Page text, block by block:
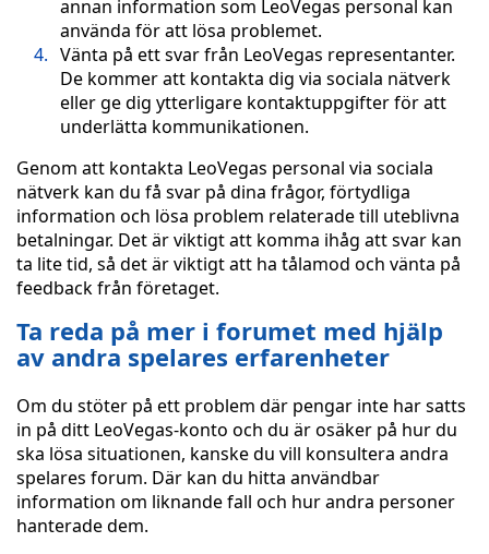
annan information som LeoVegas personal kan
använda för att lösa problemet.
Vänta på ett svar från LeoVegas representanter.
De kommer att kontakta dig via sociala nätverk
eller ge dig ytterligare kontaktuppgifter för att
underlätta kommunikationen.
Genom att kontakta LeoVegas personal via sociala
nätverk kan du få svar på dina frågor, förtydliga
information och lösa problem relaterade till uteblivna
betalningar. Det är viktigt att komma ihåg att svar kan
ta lite tid, så det är viktigt att ha tålamod och vänta på
feedback från företaget.
Ta reda på mer i forumet med hjälp
av andra spelares erfarenheter
Om du stöter på ett problem där pengar inte har satts
in på ditt LeoVegas-konto och du är osäker på hur du
ska lösa situationen, kanske du vill konsultera andra
spelares forum. Där kan du hitta användbar
information om liknande fall och hur andra personer
hanterade dem.